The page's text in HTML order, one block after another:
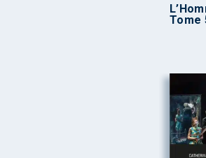
Tome